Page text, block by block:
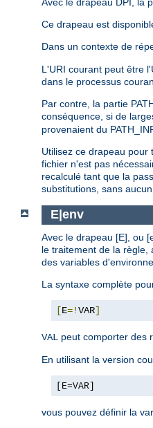
Ce drapeau est
Dans un contexte de
L'URI courant peut être
dans le processus
Par contre, la partie
conséquence, si de
provenaient du
Utilisez ce drapeau pour
fichier n'est pas
recalculé tant que la
substitutions, sans
E|env
Avec le drapeau [E], ou
le traitement de la règle,
des variables
La syntaxe complète
[E=!VAR]
VAL peut comporter des
En utilisant la version
[E=VAR]
vous pouvez définir la